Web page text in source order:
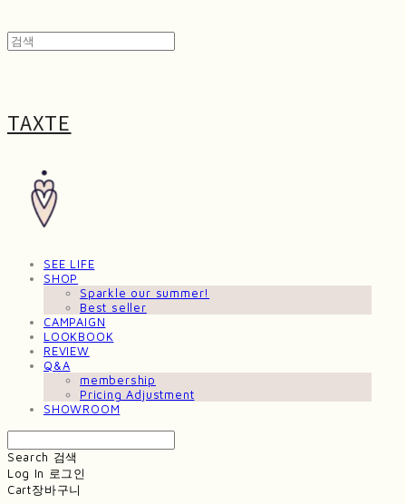
TAXTE
SEE LIFE
SHOP
Sparkle our summer!
Best seller
CAMPAIGN
LOOKBOOK
REVIEW
Q&A
membership
Pricing Adjustment
SHOWROOM
Search 검색
Log In 로그인
Cart장바구니